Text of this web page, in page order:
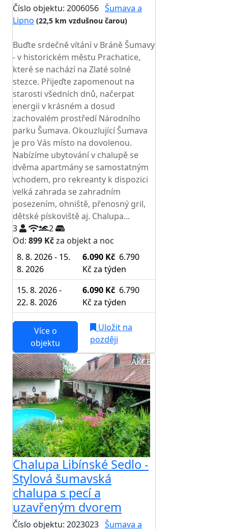
Číslo objektu: 2006056 Šumava a
Lipno (22,5 km vzdušnou čarou)
Buďte srdečně vítání v Bráně Šumavy
- v historickém městu Prachatice,
které se nachází na Zlaté solné
stezce. Přijeďte zapomenout na
starosti všedních dnů, načerpat
energii v krásném a dosud
zachovalém prostředí Národního
parku Šumava. Okouzlující Šumava
je pro Vás místo na dovolenou.
Nabízíme ubytování v chalupě se
dvěma apartmány se samostatným
vchodem, pro rekreanty k dispozici
velká zahrada se zahradním
posezením, ohniště, přenosný gril,
dětské pískoviště aj. Chalupa...
3
2
Od: 899 Kčza objekt a noc
8. 8. 2026 - 15.
8. 2026
6.090 Kč 6.790
Kč za týden
15. 8. 2026 -
22. 8. 2026
6.090 Kč 6.790
Kč za týden
Více o
objektu
Uložit na
později
AKCE
Chalupa Libínské Sedlo -
Stylová šumavská
chalupa s pecí a
uzavřeným dvorem
Číslo objektu: 2023023 Šumava a